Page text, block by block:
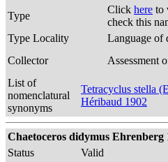
Type
Click here to
check this
Type Locality
Language of
Collector
Assessment
List of
nomenclatural
synonyms
Tetracyclus stella
Héribaud 1902
Chaetoceros didymus Ehrenberg
Status
Valid